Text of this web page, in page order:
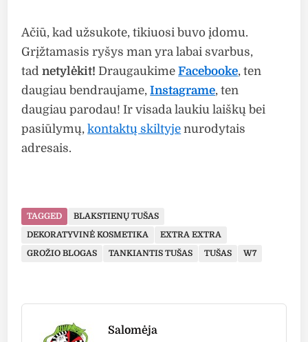
Ačiū, kad užsukote, tikiuosi buvo įdomu.
Grįžtamasis ryšys man yra labai svarbus,
tadnetylėkit! DraugaukimeFacebooke, ten
daugiau bendraujame,Instagrame, ten
daugiau parodau! Ir visada laukiu laiškų bei
pasiūlymų,kontaktų skiltyje nurodytais
adresais.
TAGGED
BLAKSTIENŲ TUŠAS
DEKORATYVINĖ KOSMETIKA
EXTRA EXTRA
GROŽIO BLOGAS
TANKIANTIS TUŠAS TUŠAS W7
Salomėja